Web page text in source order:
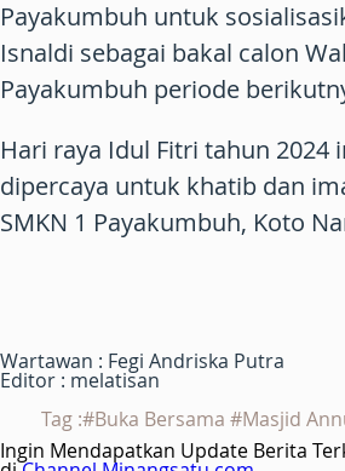
Payakumbuh untuk
Isnaldi sebagai bakal calon
Payakumbuh periode
Hari raya Idul Fitri tahun 2024
dipercaya untuk khatib dan
SMKN 1 Payakumbuh, Koto
Wartawan : Fegi Andriska Putra
Editor : melatisan
Tag :#Buka Bersama #Masjid
Ingin Mendapatkan Update Berita